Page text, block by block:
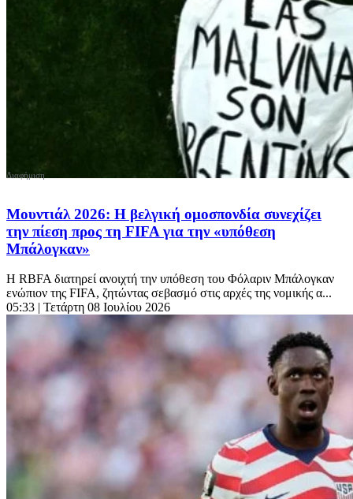
Μουντιάλ 2026: Η βελγική ομοσπονδία συνεχίζει
την πίεση προς τη FIFA για την «υπόθεση
Μπάλογκαν»
Η RBFA διατηρεί ανοιχτή την υπόθεση του Φόλαριν Μπάλογκαν
ενώπιον της FIFA, ζητώντας σεβασμό στις αρχές της νομικής α...
05:33 | Τετάρτη 08 Ιουλίου 2026